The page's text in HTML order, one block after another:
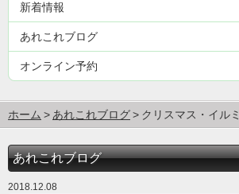
新着情報
あれこれブログ
オンライン予約
ホーム あれこれブログ クリスマス・イルミ
あれこれブログ
2018.12.08